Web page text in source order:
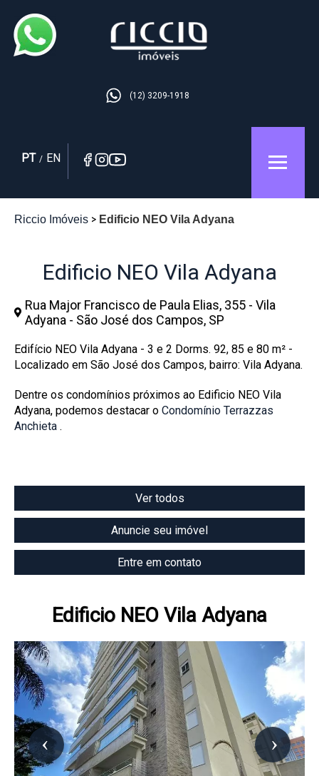
(12) 3209-1918
PT / EN
Riccio Imóveis Edificio NEO Vila Adyana
Edificio NEO Vila Adyana
Rua Major Francisco de Paula Elias, 355 - Vila
Adyana - São José dos Campos, SP
Edifício NEO Vila Adyana - 3 e 2 Dorms. 92, 85 e 80 m² -
Localizado em São José dos Campos, bairro: Vila Adyana.
Dentre os condomínios próximos ao Edificio NEO Vila
Adyana, podemos destacar o Condomínio Terrazzas
Anchieta .
Ver todos
Anuncie seu imóvel
Entre em contato
Edificio NEO Vila Adyana